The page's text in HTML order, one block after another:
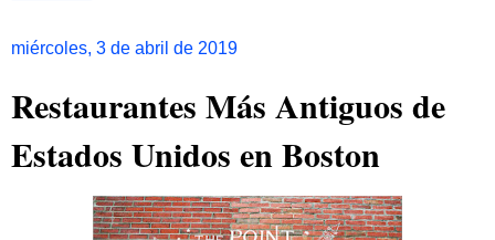
miércoles, 3 de abril de 2019
Restaurantes Más Antiguos de
Estados Unidos en Boston